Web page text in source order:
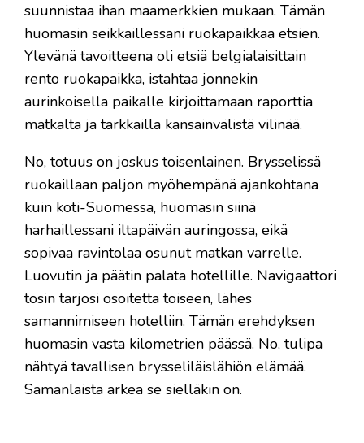
suunnistaa ihan maamerkkien mukaan. Tämän
huomasin seikkaillessani ruokapaikkaa etsien.
Ylevänä tavoitteena oli etsiä belgialaisittain
rento ruokapaikka, istahtaa jonnekin
aurinkoisella paikalle kirjoittamaan raporttia
matkalta ja tarkkailla kansainvälistä vilinää.
No, totuus on joskus toisenlainen. Brysselissä
ruokaillaan paljon myöhempänä ajankohtana
kuin koti-Suomessa, huomasin siinä
harhaillessani iltapäivän auringossa, eikä
sopivaa ravintolaa osunut matkan varrelle.
Luovutin ja päätin palata hotellille. Navigaattori
tosin tarjosi osoitetta toiseen, lähes
samannimiseen hotelliin. Tämän erehdyksen
huomasin vasta kilometrien päässä. No, tulipa
nähtyä tavallisen brysseliläislähiön elämää.
Samanlaista arkea se sielläkin on.